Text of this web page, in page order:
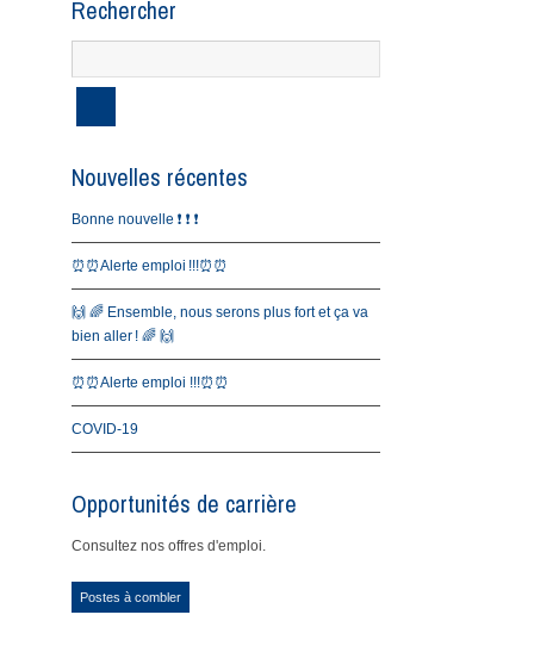
Rechercher
Nouvelles récentes
Bonne nouvelle ❗️ ❗️ ❗️
⏰⏰Alerte emploi !!!⏰⏰
🙌 🌈 Ensemble, nous serons plus fort et ça va
bien aller ! 🌈 🙌
⏰⏰Alerte emploi !!!⏰⏰
COVID-19
Opportunités de carrière
Consultez nos offres d'emploi.
Postes à combler